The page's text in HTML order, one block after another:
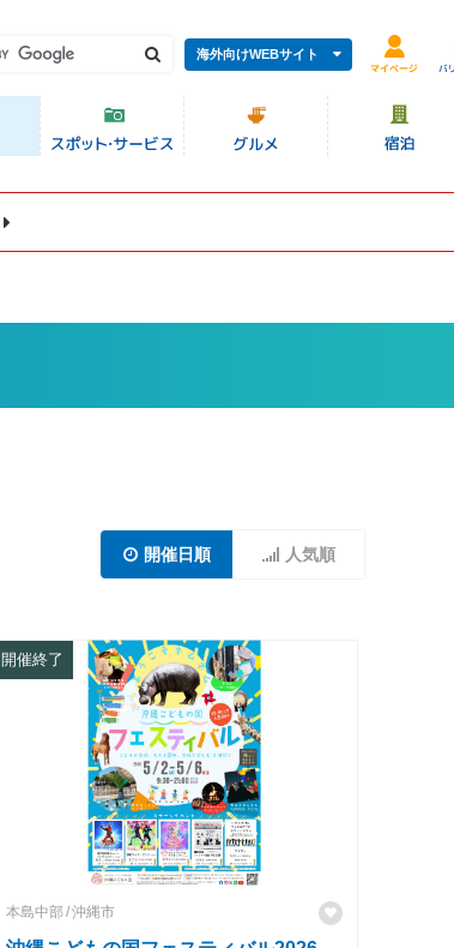
海外向けWEBサイト
開催日順 人気順
開催終了
本島中部 沖縄市